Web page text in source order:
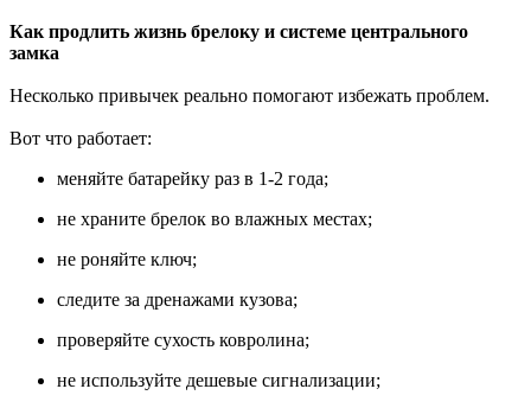
Как продлить жизнь брелоку и системе центрального
замка
Несколько привычек реально помогают избежать проблем.
Вот что работает:
меняйте батарейку раз в 1-2 года;
не храните брелок во влажных местах;
не роняйте ключ;
следите за дренажами кузова;
проверяйте сухость ковролина;
не используйте дешевые сигнализации;